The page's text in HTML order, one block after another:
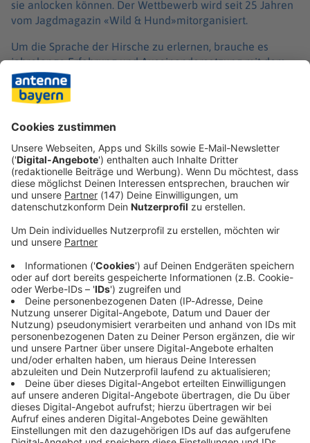
sie anlocken können. Der Wettbewerb wird seit 25 Jahren
vom Jagdmagazin «Wild & Hund»mitorganisiert.
Um die Sprache der Hirsche zu erlernen, brauche es
jahrelange Erfahrung und Auseinandersetzung mit dem
Verhalten und den Lebensgewohnheiten des Rotwildes, so
die Veranstalter weiter. Auf dessen problematische Lage
soll der Wettbewerb daher ebenfalls aufmerksam
machen: Die größte heimische Wildart leide in isolierten
Lebensraum immer stärker unter Druck.